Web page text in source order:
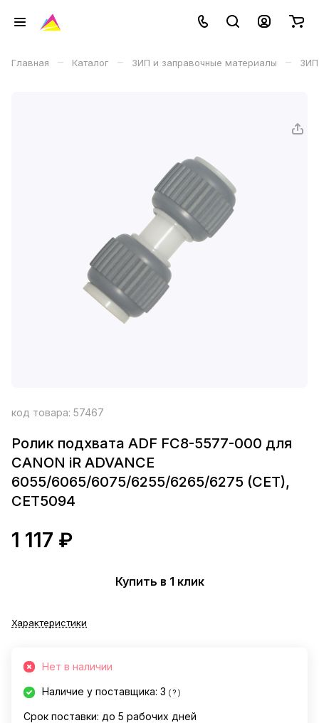
Главная – Каталог – ЗИП и заправочные материалы – ЗИП
код товара: 57467
Ролик подхвата ADF FC8-5577-000 для
CANON iR ADVANCE
6055/6065/6075/6255/6265/6275 (CET),
CET5094
1 117 ₽
Купить в 1 клик
Характеристики
Нет в наличии
Наличие у поставщика: 3 ?
Срок поставки: до 5 рабочих дней